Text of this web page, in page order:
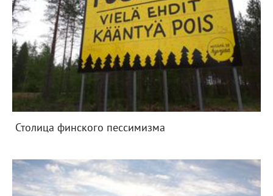
Столица финского пессимизма